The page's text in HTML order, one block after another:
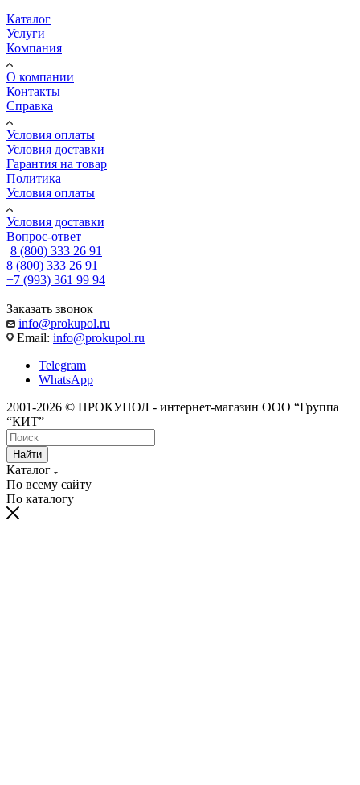
Каталог
Услуги
Компания
О компании
Контакты
Справка
Условия оплаты
Условия доставки
Гарантия на товар
Политика
Условия оплаты
Условия доставки
Вопрос-ответ
8 (800) 333 26 91
8 (800) 333 26 91
+7 (993) 361 99 94
Заказать звонок
info@prokupol.ru
Email: info@prokupol.ru
Telegram
WhatsApp
2001-2026 © ПРОКУПОЛ - интернет-магазин ООО “Группа
“КИТ”
Найти
Каталог
По всему сайту
По каталогу